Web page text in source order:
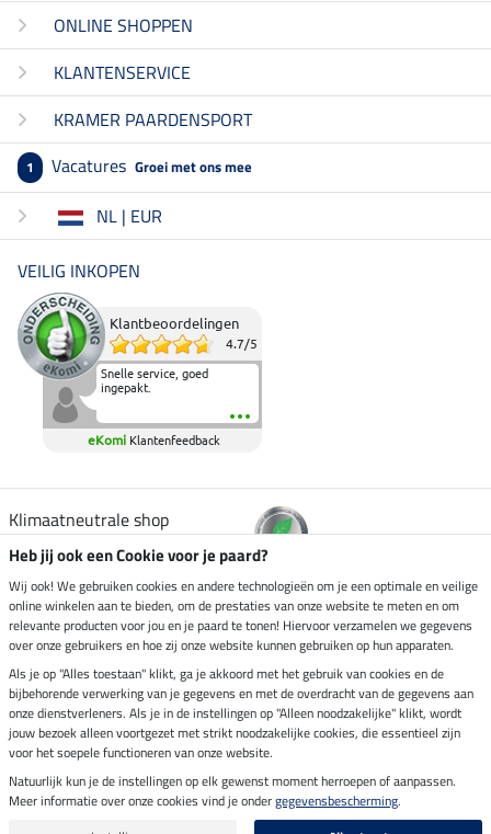
ONLINE SHOPPEN
KLANTENSERVICE
KRAMER PAARDENSPORT
1 Vacatures Groei met ons mee
NL | EUR
VEILIG INKOPEN
Klantbeoordelingen
4.7/5
Snelle service, goed
ingepakt.
eKomi Klantenfeedback
Klimaatneutrale shop
Verzending per
Veilig betalen met
Impressum
Laatste update op 06.08.2026 om 03:11 uur
Heb jij ook een Cookie voor je paard?
Wij ook! We gebruiken cookies en andere technologieën om je een optimale en veilige
online winkelen aan te bieden, om de prestaties van onze website te meten en om
relevante producten voor jou en je paard te tonen! Hiervoor verzamelen we gegevens
over onze gebruikers en hoe zij onze website kunnen gebruiken op hun apparaten.
Als je op "Alles toestaan" klikt, ga je akkoord met het gebruik van cookies en de
bijbehorende verwerking van je gegevens en met de overdracht van de gegevens aan
onze dienstverleners. Als je in de instellingen op "Alleen noodzakelijke" klikt, wordt
jouw bezoek alleen voortgezet met strikt noodzakelijke cookies, die essentieel zijn
voor het soepele functioneren van onze website.
Natuurlijk kun je de instellingen op elk gewenst moment herroepen of aanpassen.
Meer informatie over onze cookies vind je ondergegevensbescherming.